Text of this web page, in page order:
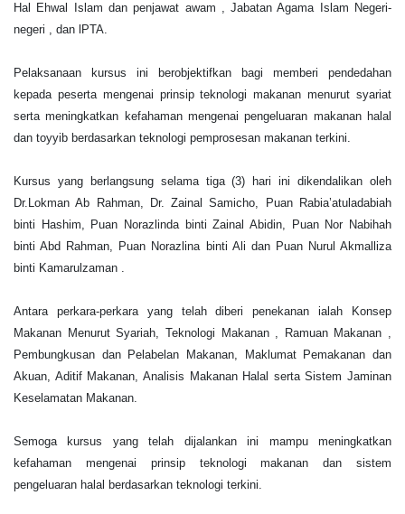
Hal Ehwal Islam dan penjawat awam , Jabatan Agama Islam Negeri-
negeri , dan lPTA.
Pelaksanaan kursus ini berobjektifkan bagi memberi pendedahan
kepada peserta mengenai prinsip teknologi makanan menurut syariat
serta meningkatkan kefahaman mengenai pengeluaran makanan halal
dan toyyib berdasarkan teknologi pemprosesan makanan terkini.
Kursus yang berlangsung selama tiga (3) hari ini dikendalikan oleh
Dr.Lokman Ab Rahman, Dr. Zainal Samicho, Puan Rabia’atuladabiah
binti Hashim, Puan Norazlinda binti Zainal Abidin, Puan Nor Nabihah
binti Abd Rahman, Puan Norazlina binti Ali dan Puan Nurul Akmalliza
binti Kamarulzaman .
Antara perkara-perkara yang telah diberi penekanan ialah Konsep
Makanan Menurut Syariah, Teknologi Makanan , Ramuan Makanan ,
Pembungkusan dan Pelabelan Makanan, Maklumat Pemakanan dan
Akuan, Aditif Makanan, Analisis Makanan Halal serta Sistem Jaminan
Keselamatan Makanan.
Semoga kursus yang telah dijalankan ini mampu meningkatkan
kefahaman mengenai prinsip teknologi makanan dan sistem
pengeluaran halal berdasarkan teknologi terkini.